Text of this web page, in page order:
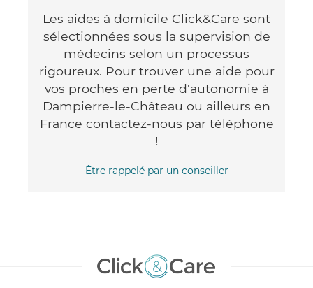
Les aides à domicile Click&Care sont
sélectionnées sous la supervision de
médecins selon un processus
rigoureux. Pour trouver une aide pour
vos proches en perte d'autonomie à
Dampierre-le-Château ou ailleurs en
France contactez-nous par téléphone
!
Être rappelé par un conseiller